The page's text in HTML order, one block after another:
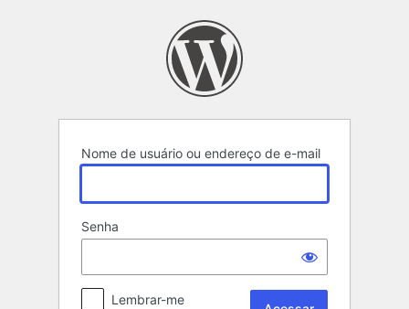
Nome de usuário ou endereço de e-mail
Senha
Lembrar-me